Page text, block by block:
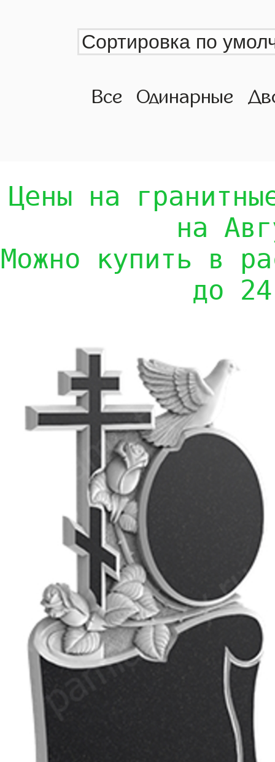
Все Одинарные
Цены на
на
Можно купить в
до